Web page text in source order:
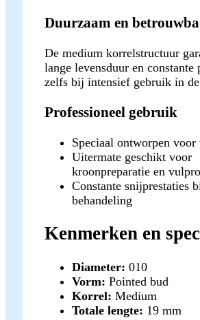
Duurzaam en
De medium korrelstructuur
lange levensduur en constante
zelfs bij intensief gebruik in
Professioneel gebruik
Speciaal ontworpen voor
Uitermate geschikt voor
kroonpreparatie en
Constante snijprestaties
behandeling
Kenmerken en
Diameter: 010
Vorm: Pointed bud
Korrel: Medium
Totale lengte: 19 mm